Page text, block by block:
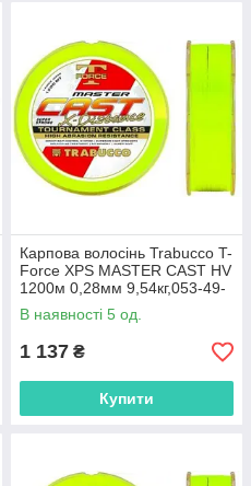
Карпова волосінь Trabucco T-
Force XPS MASTER CAST HV
1200м 0,28мм 9,54кг,053-49-
928
В наявності 5 од.
1 137 ₴
Купити